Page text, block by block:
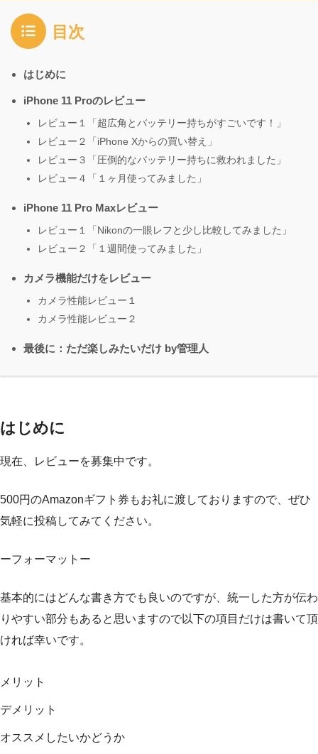
目次
はじめに
iPhone 11 Proのレビュー
レビュー１「超広角とバッテリー持ちがすごいです！」
レビュー２「iPhone Xからの買い替え」
レビュー３「圧倒的なバッテリー持ちに救われました」
レビュー４「１ヶ月使ってみました」
iPhone 11 Pro Maxレビュー
レビュー１「Nikonの一眼レフと少し比較してみました」
レビュー２「１週間使ってみました」
カメラ機能だけをレビュー
カメラ性能レビュー１
カメラ性能レビュー２
最後に：ただ楽しみたいだけ by管理人
はじめに
現在、レビューを募集中です。
500円のAmazonギフト券もお礼に渡しておりますので、ぜひ
気軽に投稿してみてください。
ーフォーマットー
基本的にはどんな書き方でも良いのですが、統一した方が伝わ
りやすい部分もあると思いますので以下の項目だけは書いて頂
ければ幸いです。
メリット
デメリット
オススメしたいかどうか